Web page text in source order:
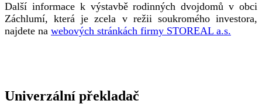
Další informace k výstavbě rodinných dvojdomů v obci
Záchlumí, která je zcela v režii soukromého investora,
najdete na webových stránkách firmy STOREAL a.s.
Univerzální překladač